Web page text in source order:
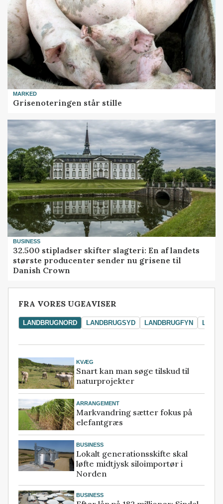
MARKED
Grisenoteringen står stille
BUSINESS
32.500 stipladser skifter slagteri: En af landets
største producenter sender nu grisene til
Danish Crown
FRA VORES UGEAVISER
LANDBRUGNORD LANDBRUGSYD LANDBRUGFYN
KVÆG
Snart kan man søge tilskud til
naturprojekter
ARRANGEMENT
Markvandring sætter fokus på
elefantgræs
BUSINESS
Lokalt generationsskifte skal
løfte midtjysk siloimportør i
Norden
BUSINESS